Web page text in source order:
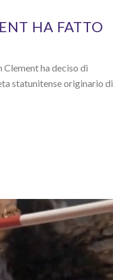
HA FATTO
ha deciso di
statunitense originario di